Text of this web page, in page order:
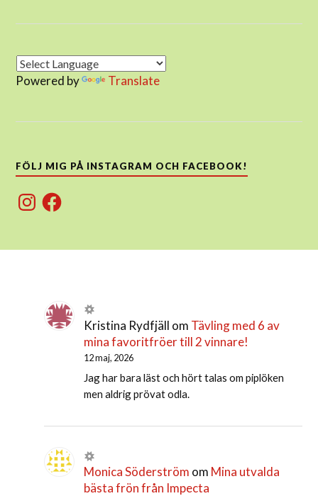
Powered by Translate
FÖLJ MIG PÅ INSTAGRAM OCH FACEBOOK!
InstagramFacebook
Kristina Rydfjäll om Tävling med 6 av
mina favoritfröer till 2 vinnare!
12 maj, 2026
Jag har bara läst och hört talas om piplöken
men aldrig prövat odla.
Monica Söderström om Mina utvalda
bästa frön från Impecta